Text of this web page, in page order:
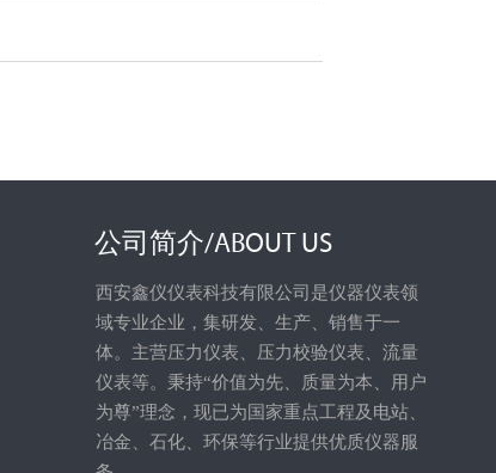
公司简介/ABOUT US
西安鑫仪仪表科技有限公司是仪器仪表领
域专业企业，集研发、生产、销售于一
体。主营压力仪表、压力校验仪表、流量
仪表等。秉持“价值为先、质量为本、用户
为尊”理念，现已为国家重点工程及电站、
冶金、石化、环保等行业提供优质仪器服